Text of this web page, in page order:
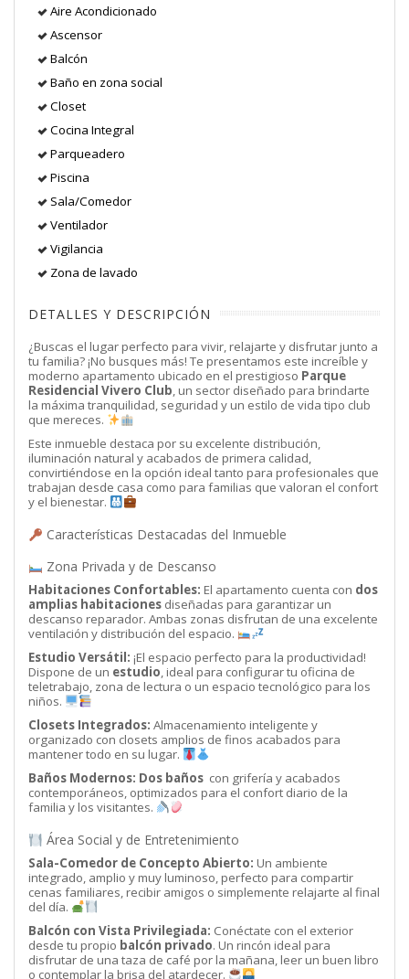
Aire Acondicionado
Ascensor
Balcón
Baño en zona social
Closet
Cocina Integral
Parqueadero
Piscina
Sala/Comedor
Ventilador
Vigilancia
Zona de lavado
DETALLES Y DESCRIPCIÓN
¿Buscas el lugar perfecto para vivir, relajarte y disfrutar junto a
tu familia? ¡No busques más! Te presentamos este increíble y
moderno apartamento ubicado en el prestigioso Parque
Residencial Vivero Club, un sector diseñado para brindarte
la máxima tranquilidad, seguridad y un estilo de vida tipo club
que mereces.
Este inmueble destaca por su excelente distribución,
iluminación natural y acabados de primera calidad,
convirtiéndose en la opción ideal tanto para profesionales que
trabajan desde casa como para familias que valoran el confort
y el bienestar.
Características Destacadas del Inmueble
Zona Privada y de Descanso
Habitaciones Confortables: El apartamento cuenta con dos
amplias habitaciones diseñadas para garantizar un
descanso reparador. Ambas zonas disfrutan de una excelente
ventilación y distribución del espacio.
Estudio Versátil: ¡El espacio perfecto para la productividad!
Dispone de un estudio, ideal para configurar tu oficina de
teletrabajo, zona de lectura o un espacio tecnológico para los
niños.
Closets Integrados: Almacenamiento inteligente y
organizado con closets amplios de finos acabados para
mantener todo en su lugar.
Baños Modernos: Dos baños con grifería y acabados
contemporáneos, optimizados para el confort diario de la
familia y los visitantes.
Área Social y de Entretenimiento
Sala-Comedor de Concepto Abierto: Un ambiente
integrado, amplio y muy luminoso, perfecto para compartir
cenas familiares, recibir amigos o simplemente relajarte al final
del día.
Balcón con Vista Privilegiada: Conéctate con el exterior
desde tu propio balcón privado. Un rincón ideal para
disfrutar de una taza de café por la mañana, leer un buen libro
o contemplar la brisa del atardecer.